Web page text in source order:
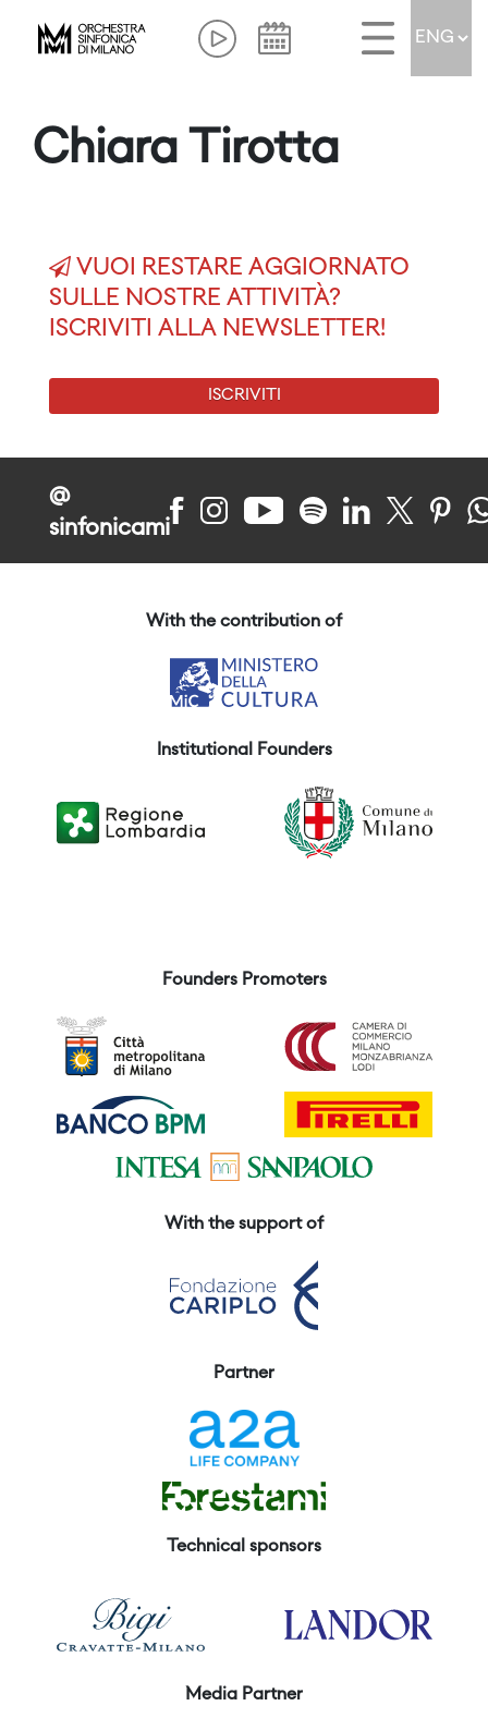
Chiara Tirotta
VUOI RESTARE AGGIORNATO
SULLE NOSTRE ATTIVITÀ?
ISCRIVITI ALLA NEWSLETTER!
ISCRIVITI
@
sinfonicami
With the contribution of
Institutional Founders
Founders Promoters
With the support of
Partner
Technical sponsors
Media Partner